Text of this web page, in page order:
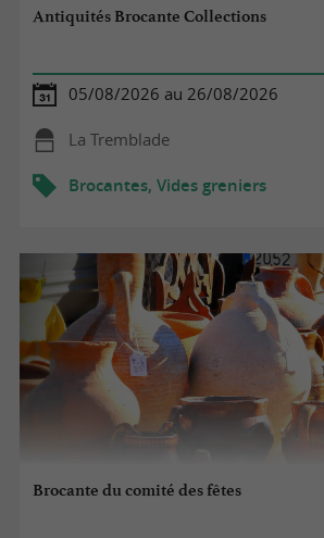
Antiquités Brocante Collections
05/08/2026 au 26/08/2026
La Tremblade
Brocantes, Vides greniers
Brocante du comité des fêtes